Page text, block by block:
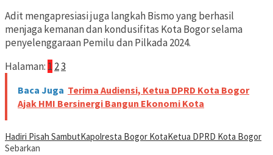
Adit mengapresiasi juga langkah Bismo yang berhasil
menjaga kemanan dan kondusifitas Kota Bogor selama
penyelenggaraan Pemilu dan Pilkada 2024.
Halaman: 1 23
Baca Juga Terima Audiensi, Ketua DPRD Kota Bogor
Ajak HMI Bersinergi Bangun Ekonomi Kota
Hadiri Pisah SambutKapolresta Bogor KotaKetua DPRD Kota Bogor
Sebarkan